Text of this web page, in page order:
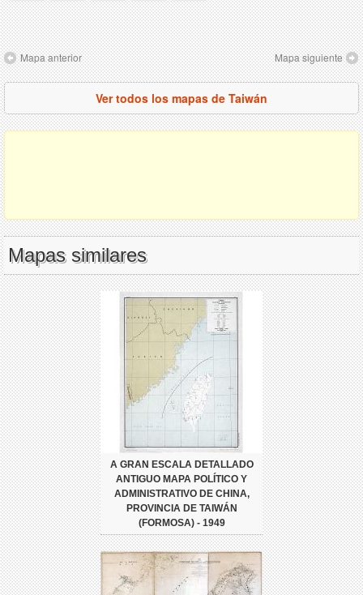
Mapa anterior Mapa siguiente
Ver todos los mapas de Taiwán
Mapas similares
A GRAN ESCALA DETALLADO
ANTIGUO MAPA POLÍTICO Y
ADMINISTRATIVO DE CHINA,
PROVINCIA DE TAIWÁN
(FORMOSA) - 1949